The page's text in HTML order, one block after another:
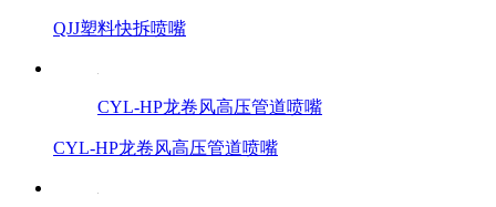
QJJ塑料快拆喷嘴
CYL-HP龙卷风高压管道喷嘴
CYL-HP龙卷风高压管道喷嘴